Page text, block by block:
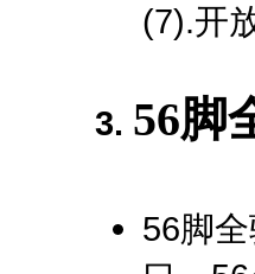
(7).开放
3. 56脚
56脚